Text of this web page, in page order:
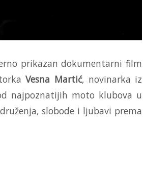
prikazan dokumentarni film
Vesna Martić, novinarka iz
najpoznatijih moto klubova u
slobode i ljubavi prema